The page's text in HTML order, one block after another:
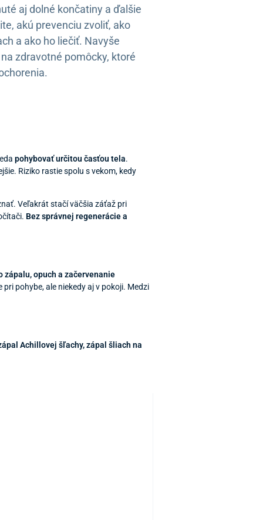
aj dolné končatiny a ďalšie
akú prevenciu zvoliť, ako
a ako ho liečiť. Navyše
zdravotné pomôcky, ktoré
pohybovať určitou časťou tela.
Riziko rastie spolu s vekom, kedy
Veľakrát stačí väčšia záťaž pri
Bez správnej regenerácie a
opuch a začervenanie
pohybe, ale niekedy aj v pokoji. Medzi
Achillovej šľachy, zápal šliach na